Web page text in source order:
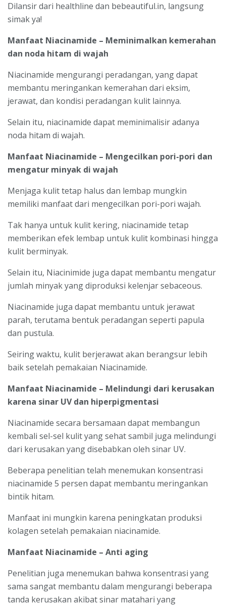
Dilansir dari healthline dan bebeautiful.in, langsung
simak ya!
Manfaat Niacinamide – Meminimalkan kemerahan
dan noda hitam di wajah
Niacinamide mengurangi peradangan, yang dapat
membantu meringankan kemerahan dari eksim,
jerawat, dan kondisi peradangan kulit lainnya.
Selain itu, niacinamide dapat meminimalisir adanya
noda hitam di wajah.
Manfaat Niacinamide – Mengecilkan pori-pori dan
mengatur minyak di wajah
Menjaga kulit tetap halus dan lembap mungkin
memiliki manfaat dari mengecilkan pori-pori wajah.
Tak hanya untuk kulit kering, niacinamide tetap
memberikan efek lembap untuk kulit kombinasi hingga
kulit berminyak.
Selain itu, Niacinimide juga dapat membantu mengatur
jumlah minyak yang diproduksi kelenjar sebaceous.
Niacinamide juga dapat membantu untuk jerawat
parah, terutama bentuk peradangan seperti papula
dan pustula.
Seiring waktu, kulit berjerawat akan berangsur lebih
baik setelah pemakaian Niacinamide.
Manfaat Niacinamide – Melindungi dari kerusakan
karena sinar UV dan hiperpigmentasi
Niacinamide secara bersamaan dapat membangun
kembali sel-sel kulit yang sehat sambil juga melindungi
dari kerusakan yang disebabkan oleh sinar UV.
Beberapa penelitian telah menemukan konsentrasi
niacinamide 5 persen dapat membantu meringankan
bintik hitam.
Manfaat ini mungkin karena peningkatan produksi
kolagen setelah pemakaian niacinamide.
Manfaat Niacinamide – Anti aging
Penelitian juga menemukan bahwa konsentrasi yang
sama sangat membantu dalam mengurangi beberapa
tanda kerusakan akibat sinar matahari yang